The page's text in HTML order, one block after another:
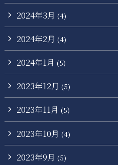
2024年3月 (4)
2024年2月 (4)
2024年1月 (5)
2023年12月 (5)
2023年11月 (5)
2023年10月 (4)
2023年9月 (5)